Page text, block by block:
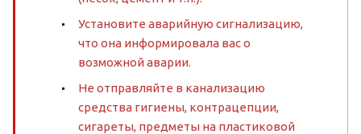
Установите аварийную сигнализацию,
что она информировала вас о
возможной аварии.
Не отправляйте в канализацию
средства гигиены, контрацепции,
сигареты, предметы на пластиковой